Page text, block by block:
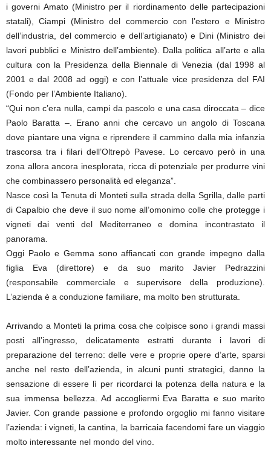
i governi Amato (Ministro per il riordinamento delle partecipazioni
statali), Ciampi (Ministro del commercio con l’estero e Ministro
dell’industria, del commercio e dell’artigianato) e Dini (Ministro dei
lavori pubblici e Ministro dell’ambiente). Dalla politica all’arte e alla
cultura con la Presidenza della Biennale di Venezia (dal 1998 al
2001 e dal 2008 ad oggi) e con l’attuale vice presidenza del FAI
(Fondo per l’Ambiente Italiano).
“Qui non c’era nulla, campi da pascolo e una casa diroccata – dice
Paolo Baratta –. Erano anni che cercavo un angolo di Toscana
dove piantare una vigna e riprendere il cammino dalla mia infanzia
trascorsa tra i filari dell’Oltrepò Pavese. Lo cercavo però in una
zona allora ancora inesplorata, ricca di potenziale per produrre vini
che combinassero personalità ed eleganza”.
Nasce così la Tenuta di Monteti sulla strada della Sgrilla, dalle parti
di Capalbio che deve il suo nome all’omonimo colle che protegge i
vigneti dai venti del Mediterraneo e domina incontrastato il
panorama.
Oggi Paolo e Gemma sono affiancati con grande impegno dalla
figlia Eva (direttore) e da suo marito Javier Pedrazzini
(responsabile commerciale e supervisore della produzione).
L’azienda è a conduzione familiare, ma molto ben strutturata.
Arrivando a Monteti la prima cosa che colpisce sono i grandi massi
posti all’ingresso, delicatamente estratti durante i lavori di
preparazione del terreno: delle vere e proprie opere d’arte, sparsi
anche nel resto dell’azienda, in alcuni punti strategici, danno la
sensazione di essere lì per ricordarci la potenza della natura e la
sua immensa bellezza. Ad accogliermi Eva Baratta e suo marito
Javier. Con grande passione e profondo orgoglio mi fanno visitare
l’azienda: i vigneti, la cantina, la barricaia facendomi fare un viaggio
molto interessante nel mondo del vino.